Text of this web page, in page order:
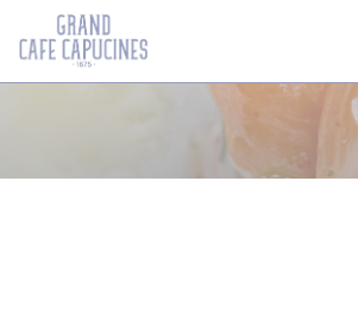
Personalización de sus opciones de cookies